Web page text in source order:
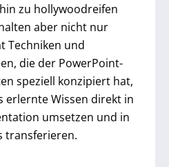
zu hollywoodreifen
aber nicht nur
Techniken und
die der PowerPoint-
speziell konzipiert hat,
erlernte Wissen direkt in
umsetzen und in
transferieren.